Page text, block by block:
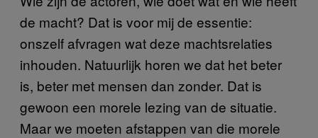
de macht? Dat is voor mij de essentie:
onszelf afvragen wat deze machtsrelaties
inhouden. Natuurlijk horen we dat het beter
is, beter met mensen dan zonder. Dat is
gewoon een morele lezing van de situatie.
Maar we moeten afstappen van die morele